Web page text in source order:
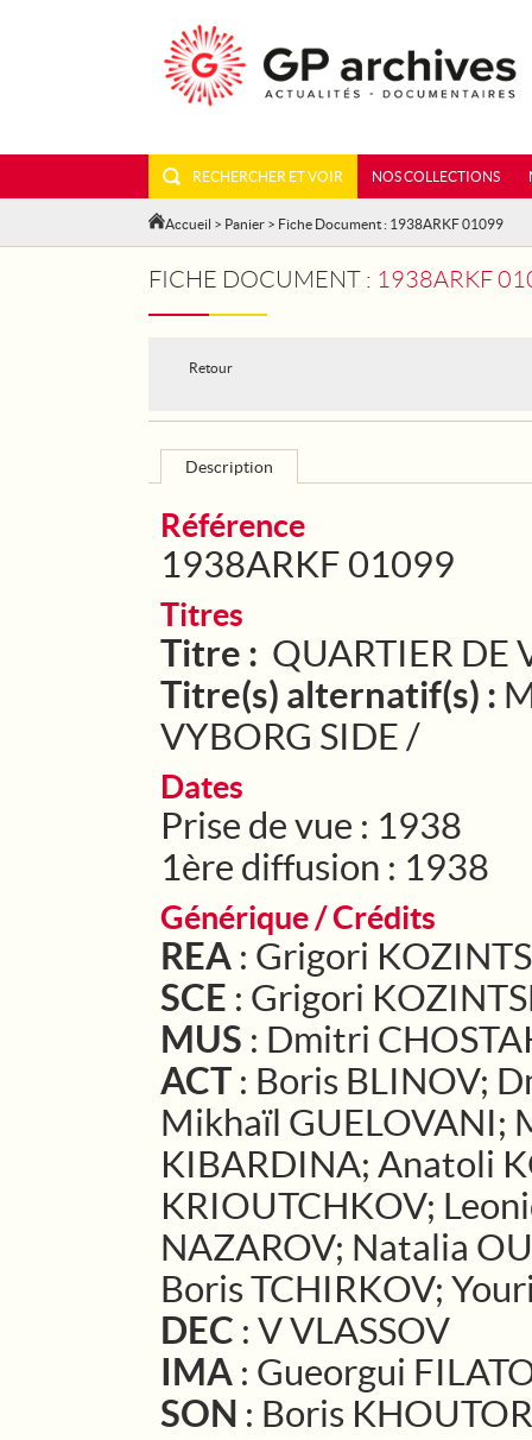
RECHERCHER ET VOIR NOS COLLECTIONS
Accueil > Panier > Fiche Document : 1938ARKF 01099
FICHE DOCUMENT : 1938ARKF
Retour
Description
Référence
1938ARKF 01099
Titres
Titre : QUARTIER DE
Titre(s) alternatif(s) :
VYBORG SIDE /
Dates
Prise de vue : 1938
1ère diffusion : 1938
Générique / Crédits
REA : Grigori
SCE : Grigori
MUS : Dmitri
ACT : Boris BLINOV;
Mikhaïl GUELOVANI;
KIBARDINA; Anatoli
KRIOUTCHKOV;
NAZAROV; Natalia
Boris TCHIRKOV;
DEC : V VLASSOV
IMA : Gueorgui
SON : Boris